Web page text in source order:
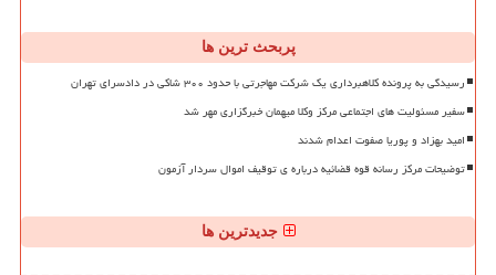
پربحث ترین ها
رسیدگی به پرونده کلاهبرداری یک شرکت مهاجرتی با حدود ۳۰۰ شاکی در دادسرای تهران
سفیر مسئولیت های اجتماعی مرکز وکلا میهمان خبرگزاری مهر شد
امید بهزاد و پوریا صفوت اعدام شدند
توضیحات مرکز رسانه قوه قضائیه درباره ی توقیف اموال سردار آزمون
جدیدترین ها